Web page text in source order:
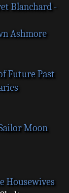
Blanchard -
Ashmore
Future Past
Moon
Housewives